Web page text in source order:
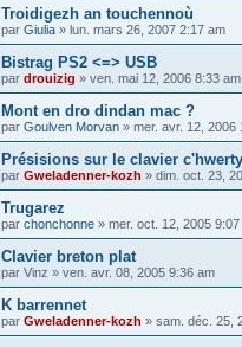
Troidigezh an touchennoù
par Giulia » lun. mars 26, 2007 2:17 am
Bistrag PS2 <=> USB
par drouizig » ven. mai 12, 2006 8:33 am
Mont en dro dindan mac ?
par Goulven Morvan » mer. avr. 12, 2006
Présisions sur le clavier c'hwerty
par Gweladenner-kozh » dim. oct. 23,
Trugarez
par chonchonne » mer. oct. 12, 2005 9:07
Clavier breton plat
par Vinz » ven. avr. 08, 2005 9:36 am
K barrennet
par Gweladenner-kozh » sam. déc. 25,